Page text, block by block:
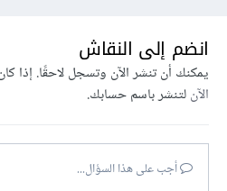
انضم إلى النقاش
يمكنك أن تنشر الآن وتسجل لاحقًا. إذا
الآنلتنشر باسم حسابك.
أجب على هذا السؤال...